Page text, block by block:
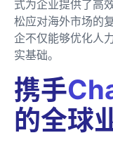
式为企业提供了高
松应对海外市场的
企不仅能够优化人
实基础。
携手
的全球